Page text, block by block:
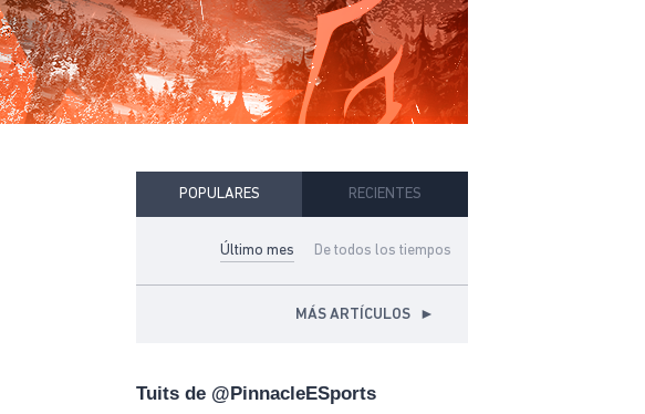
POPULARES RECIENTES
Último mes De todos los tiempos
MÁS ARTÍCULOS ►
Tuits de @PinnacleESports